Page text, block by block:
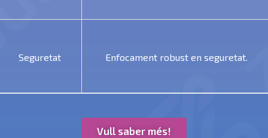
Seguretat Enfocament robust en seguretat.
Vull saber més!